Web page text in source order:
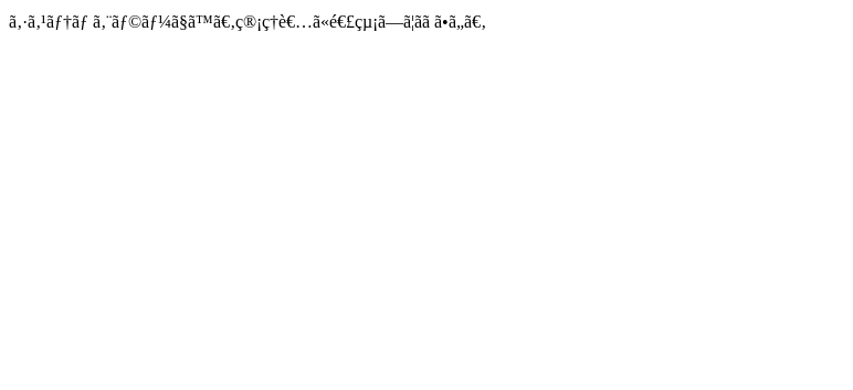
ã‚·ã‚¹ãƒ†ãƒ ã‚¨ãƒ©ãƒ¼ã§ã™ã€‚ç®¡ç†è€…ã«é€£çµ¡ã—ã¦ãã ã•ã„ã€‚